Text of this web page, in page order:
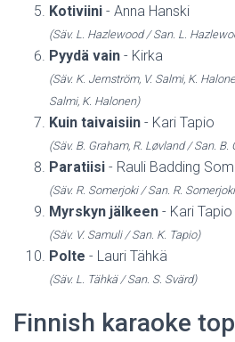
Kotiviini - Anna Hanski
(Säv. L. Hazlewood / San. L.
Pyydä vain - Kirka
(Säv. K. Jernström, V. Salmi, K.
Salmi, K. Halonen)
Kuin taivaisiin - Kari Tapio
(Säv. B. Graham, R. Løvland / San. B.
Paratiisi - Rauli Badding
(Säv. R. Somerjoki / San. R.
Myrskyn jälkeen - Kari Tapio
(Säv. V. Samuli / San. K. Tapio)
Polte - Lauri Tähkä
(Säv. L. Tähkä / San. S. Svärd)
Finnish karaoke